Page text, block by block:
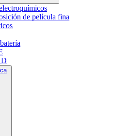
de película fina